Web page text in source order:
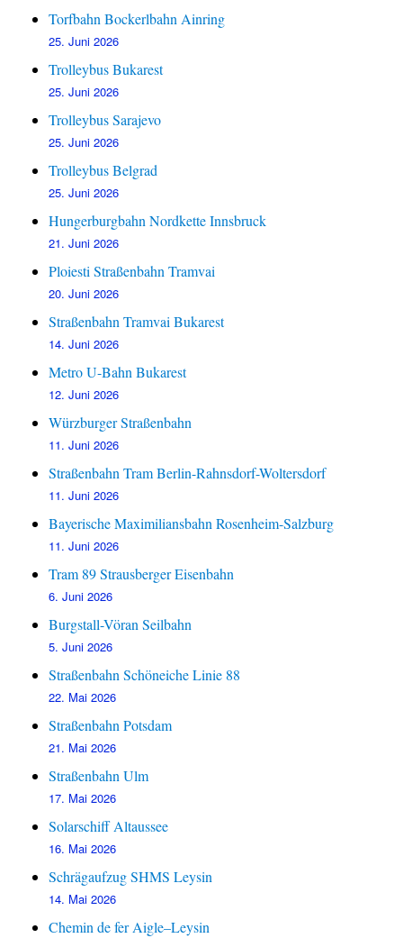
Torfbahn Bockerlbahn Ainring
25. Juni 2026
Trolleybus Bukarest
25. Juni 2026
Trolleybus Sarajevo
25. Juni 2026
Trolleybus Belgrad
25. Juni 2026
Hungerburgbahn Nordkette Innsbruck
21. Juni 2026
Ploiesti Straßenbahn Tramvai
20. Juni 2026
Straßenbahn Tramvai Bukarest
14. Juni 2026
Metro U-Bahn Bukarest
12. Juni 2026
Würzburger Straßenbahn
11. Juni 2026
Straßenbahn Tram Berlin-Rahnsdorf-Woltersdorf
11. Juni 2026
Bayerische Maximiliansbahn Rosenheim-Salzburg
11. Juni 2026
Tram 89 Strausberger Eisenbahn
6. Juni 2026
Burgstall-Vöran Seilbahn
5. Juni 2026
Straßenbahn Schöneiche Linie 88
22. Mai 2026
Straßenbahn Potsdam
21. Mai 2026
Straßenbahn Ulm
17. Mai 2026
Solarschiff Altaussee
16. Mai 2026
Schrägaufzug SHMS Leysin
14. Mai 2026
Chemin de fer Aigle–Leysin